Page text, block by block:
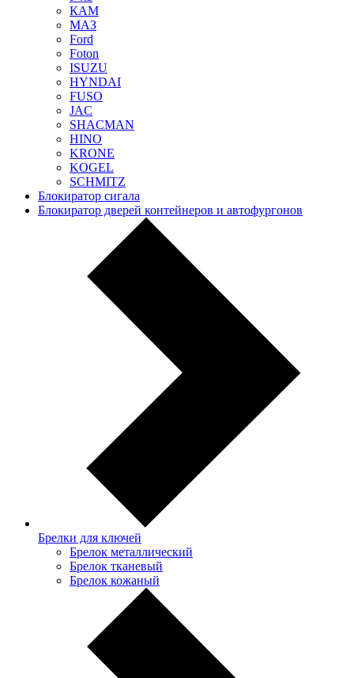
КАМ
МАЗ
Ford
Foton
ISUZU
HYNDAI
FUSO
JAC
SHACMAN
HINO
KRONE
KOGEL
SCHMITZ
Блокиратор сигала
Блокиратор дверей контейнеров и автофургонов
Брелки для ключей
Брелок металлический
Брелок тканевый
Брелок кожаный